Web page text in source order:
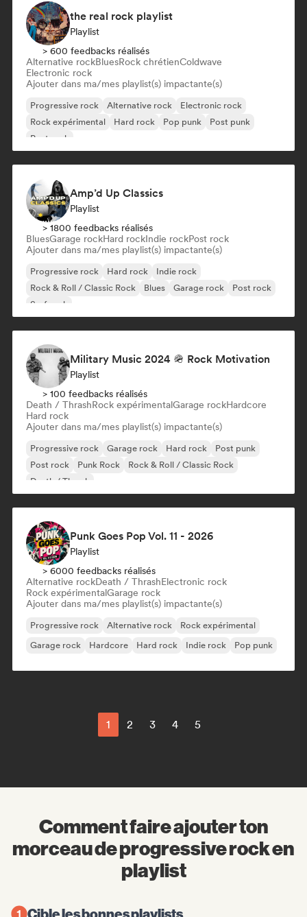
the real rock playlist
Playlist
> 600 feedbacks réalisés
Alternative rockBluesRock chrétienColdwave
Electronic rock
Ajouter dans ma/mes playlist(s) impactante(s)
Progressive rock Alternative rock
Electronic rock
Rock expérimental
Hard rock Pop punk
Post punk
Post rock
Amp’d Up Classics
Playlist
> 1800 feedbacks réalisés
BluesGarage rockHard rockIndie rockPost rock
Ajouter dans ma/mes playlist(s) impactante(s)
Progressive rock Hard rock
Indie rock
Rock & Roll / Classic Rock
Blues Garage rock
Post rock
Surf rock
Military Music 2024 🪖 Rock Motivation
Playlist
> 100 feedbacks réalisés
Death / ThrashRock expérimentalGarage rockHardcore
Hard rock
Ajouter dans ma/mes playlist(s) impactante(s)
Progressive rock Garage rock Hard rock
Post punk
Post rock
Punk Rock
Rock & Roll / Classic Rock
Death / Thrash
Punk Goes Pop Vol. 11 - 2026
Playlist
> 6000 feedbacks réalisés
Alternative rockDeath / ThrashElectronic rock
Rock expérimentalGarage rock
Ajouter dans ma/mes playlist(s) impactante(s)
Progressive rock Alternative rock
Rock expérimental
Garage rock
Hardcore Hard rock Indie rock Pop punk
1 2 3 4 5
Comment faire ajouter ton
morceau de progressive rock en
playlist
Cible les bonnes playlists